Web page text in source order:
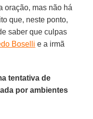
oração, mas não há
que, neste ponto,
saber que culpas
Boselli e a irmã
tentativa de
por ambientes